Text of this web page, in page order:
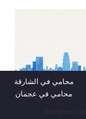
محامي في الشارقة
محامي في عجمان